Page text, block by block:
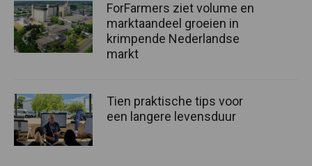
ForFarmers ziet volume en
marktaandeel groeien in
krimpende Nederlandse
markt
Tien praktische tips voor
een langere levensduur